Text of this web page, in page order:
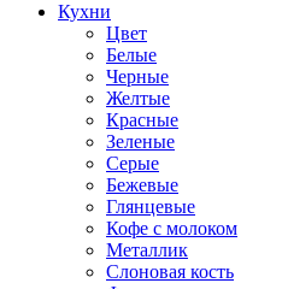
Кухни
Цвет
Белые
Черные
Желтые
Красные
Зеленые
Серые
Бежевые
Глянцевые
Кофе с молоком
Металлик
Слоновая кость